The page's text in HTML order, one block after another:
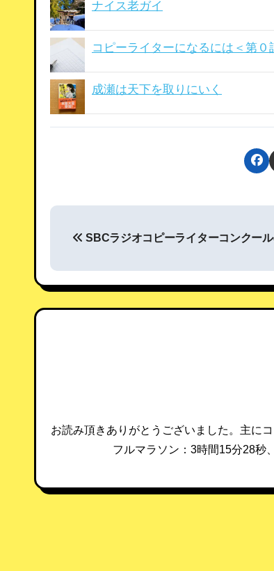
ナイス老ガイ
コピーライターになるには＜第０
成瀬は天下を取りにいく
投
ナ
ビ
ョ
SBCラジオコピーライターコンクー
お読み頂きありがとうございました。主に
フルマラソン：3時間15分28秒